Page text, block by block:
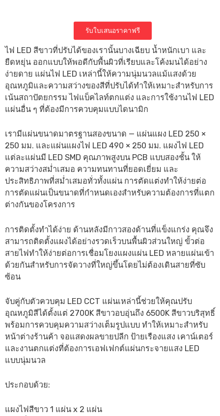
รับใบเสนอราคาฟรี
ไฟ LED สีขาวที่ปรับได้ของเรานั้นบางเฉียบ น้ำหนักเบา และ
ยืดหยุ่น ออกแบบให้พอดีกับพื้นผิวที่เรียบและโค้งมนได้อย่าง
ง่ายดาย แผ่นไฟ LED เหล่านี้ให้ความนุ่มนวลแม้แสงด้วย
อุณหภูมิและความสว่างของสีที่ปรับได้ทำให้เหมาะสำหรับการ
เน้นสถาปัตยกรรม ไฟแบ็คไลท์ตกแต่ง และการใช้งานไฟ LED
แผ่นอื่น ๆ ที่ต้องมีการควบคุมแบบไดนามิก
เรามีแผ่นขนาดมาตรฐานสองขนาด — แผ่นแผง LED 250 ×
250 มม. และแผ่นแผงไฟ LED 490 × 250 มม. แผงไฟ LED
แต่ละแผ่นมี LED SMD คุณภาพสูงบน PCB แบบสองชั้น ให้
ความสว่างสม่ำเสมอ ความทนทานที่ยอดเยี่ยม และ
ประสิทธิภาพที่สม่ำเสมอทั่วทั้งแผ่น การตัดแต่งทำให้ง่ายต่อ
การตัดแผ่นเป็นขนาดที่กำหนดเองสำหรับความต้องการที่แตก
ต่างกันของโครงการ
การติดตั้งทำได้ง่าย ด้านหลังมีกาวสองด้านที่แข็งแกร่ง คุณจึง
สามารถติดตั้งแผงได้อย่างรวดเร็วบนพื้นผิวส่วนใหญ่ ขั้วต่อ
สายไฟทำให้ง่ายต่อการเชื่อมโยงแผงแผ่น LED หลายแผ่นเข้า
ด้วยกันสำหรับการจัดวางที่ใหญ่ขึ้นโดยไม่ต้องเดินสายที่ซับ
ซ้อน
จับคู่กับตัวควบคุม LED CCT แผ่นเหล่านี้ช่วยให้คุณปรับ
อุณหภูมิสีได้ตั้งแต่ 2700K สีขาวอบอุ่นถึง 6500K สีขาวบริสุทธิ์
พร้อมการควบคุมความสว่างเต็มรูปแบบ ทำให้เหมาะสำหรับ
หน้าต่างร้านค้า จอแสดงผลขายปลีก ป้ายเรืองแสง เคาน์เตอร์
และงานตกแต่งที่ต้องการเอฟเฟกต์แผ่นกระจายแสง LED
แบบนุ่มนวล
ประกอบด้วย:
แผงไฟสีขาว 1 แผ่น x 2 แผ่น